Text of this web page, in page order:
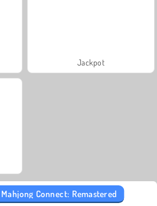
Jackpot
Mahjong Connect: Remastered